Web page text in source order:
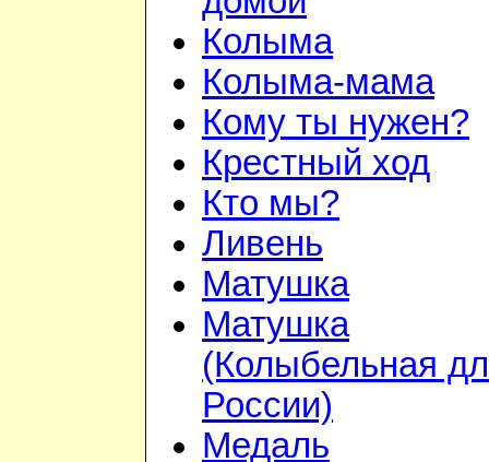
Колыма
Колыма-мама
Кому ты нужен?
Крестный ход
Кто мы?
Ливень
Матушка
Матушка
(Колыбельная
России)
Медаль